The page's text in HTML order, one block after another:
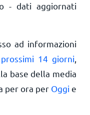
- dati aggiornati
ad informazioni
14 giorni
base della media
per ora per Oggi e